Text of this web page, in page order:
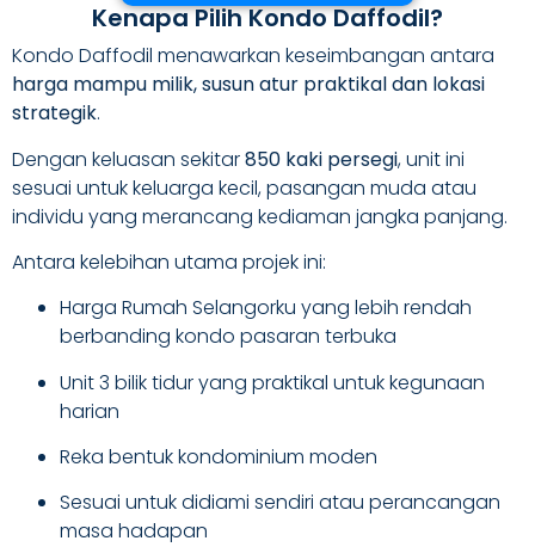
Kenapa Pilih Kondo Daffodil?
Kondo Daffodil menawarkan keseimbangan antara
harga mampu milik, susun atur praktikal dan lokasi
strategik.
Dengan keluasan sekitar850 kaki persegi, unit ini
sesuai untuk keluarga kecil, pasangan muda atau
individu yang merancang kediaman jangka panjang.
Antara kelebihan utama projek ini:
Harga Rumah Selangorku yang lebih rendah
berbanding kondo pasaran terbuka
Unit 3 bilik tidur yang praktikal untuk kegunaan
harian
Reka bentuk kondominium moden
Sesuai untuk didiami sendiri atau perancangan
masa hadapan